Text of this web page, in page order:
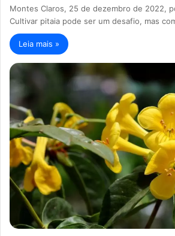
Montes Claros, 25 de dezembro de 2022,
Cultivar pitaia pode ser um desafio, mas
Leia mais »